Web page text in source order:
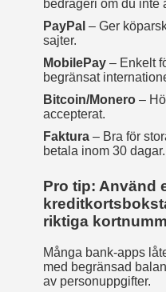
bedrägeri om du inte
PayPal – Ger
sajter.
MobilePay– Enkelt
begränsat
Bitcoin/Monero–
accepterat.
Faktura– Bra för
betala inom 30 dagar.
Pro tip: Använd
riktiga
Många bank‑apps
med begränsad
av personuppgifter.